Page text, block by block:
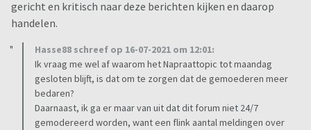
gericht en kritisch naar deze berichten kijken en daarop
handelen.
Hasse88 schreef op 16-07-2021 om 12:01:
Ik vraag me wel af waarom het Napraattopic tot maandag
gesloten blijft, is dat om te zorgen dat de gemoederen meer
bedaren?
Daarnaast, ik ga er maar van uit dat dit forum niet 24/7
gemodereerd worden, want een flink aantal meldingen over